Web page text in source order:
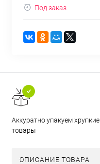
Под заказ
Аккуратно упакуем хрупкие
товары
ОПИСАНИЕ ТОВАРА